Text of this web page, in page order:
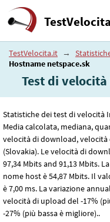
TestVelocita
TestVelocita.it →
Hostname netspace.sk
Test di
Statistiche dei test di velocità
Media calcolata, mediana,
velocità di download, velocità
(Slovakia). Le velocità di
97,34 Mbits and 91,13 Mbits.
nome host è 54,87 Mbits. Il
è 7,00 ms. La variazione
velocità di upload del -17%
-27% (più bassa è migliore)..